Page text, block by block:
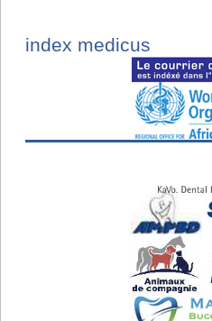
index medicus